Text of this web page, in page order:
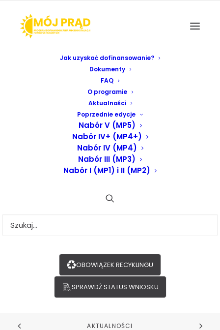
OBOWIĄZEK RECYKLINGU
SPRAWDŹ STATUS WNIOSKU
Jak uzyskać dofinansowanie?
Dokumenty
FAQ
O programie
Aktualności
Poprzednie edycje
Nabór V (MP5)
Nabór IV+ (MP4+)
Nabór IV (MP4)
Nabór III (MP3)
Nabór I (MP1) i II (MP2)
MP5
Wnioskodawcy , którzy złożyli wnioski w piątym
MP5/) i status złożonego wniosku jest „do korekty”
proszeni są o niezwłoczne złożenie korekty
mp5@nfosigw.gov.pl
Informujemy ze wypłata środków w ramach
piątego naboru jest możliwa tylko do końca
bieżącego roku.
AKTUALNOŚCI